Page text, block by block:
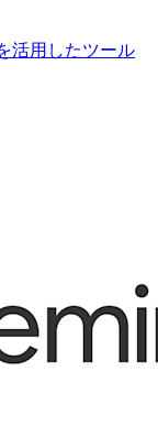
活用したツール